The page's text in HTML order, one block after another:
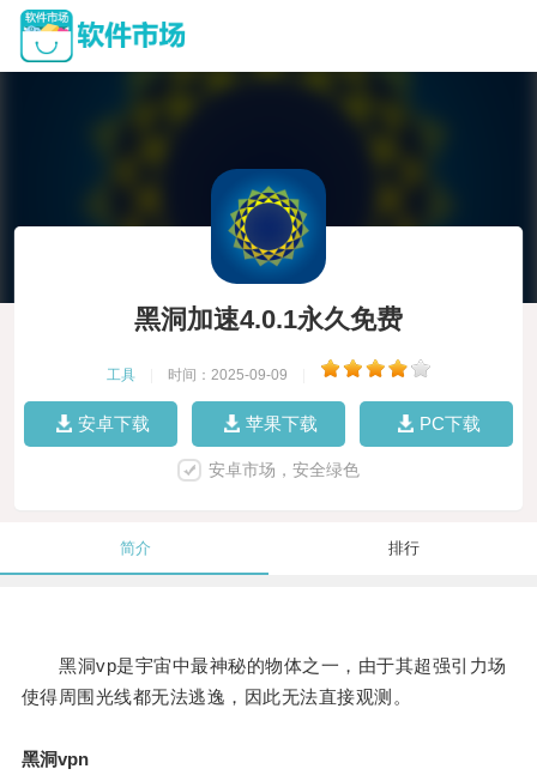
黑洞加速4.0.1永久免费
工具 时间：2025-09-09
安卓下载 苹果下载 PC下载
安卓市场，安全绿色
简介 排行
黑洞vp是宇宙中最神秘的物体之一，由于其超强引力场
使得周围光线都无法逃逸，因此无法直接观测。
黑洞vpn